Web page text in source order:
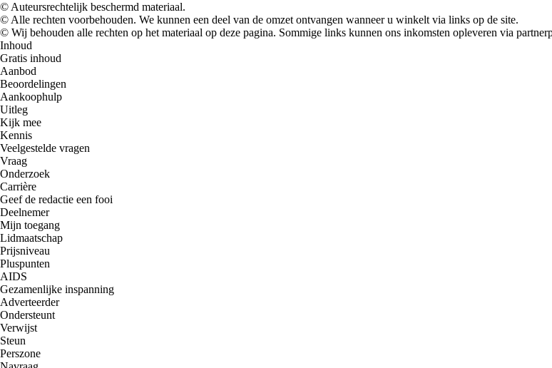
© Auteursrechtelijk beschermd materiaal.
© Alle rechten voorbehouden. We kunnen een deel van de omzet ontvangen wanneer u winkelt via links op de site.
© Wij behouden alle rechten op het materiaal op deze pagina. Sommige links kunnen ons inkomsten opleveren via
Inhoud
Gratis inhoud
Aanbod
Beoordelingen
Aankoophulp
Uitleg
Kijk mee
Kennis
Veelgestelde vragen
Vraag
Onderzoek
Carrière
Geef de redactie een fooi
Deelnemer
Mijn toegang
Lidmaatschap
Prijsniveau
Pluspunten
AIDS
Gezamenlijke inspanning
Adverteerder
Ondersteunt
Verwijst
Steun
Perszone